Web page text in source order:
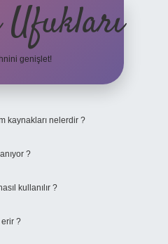
genişlet!
kaynakları nelerdir ?
?
kullanılır ?
?